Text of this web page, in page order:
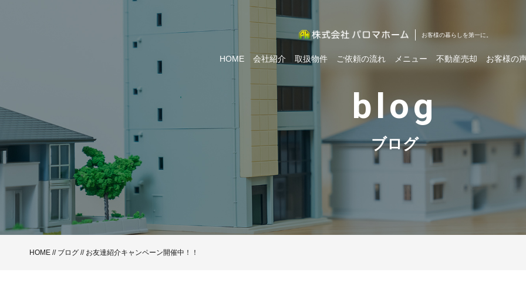
お客様の暮らしを第一に。
HOME 会社紹介 取扱物件 ご依頼の流れ メニュー 不動産売却 お客様の
blog
ブログ
HOME // ブログ // お友達紹介キャンペーン開催中！！